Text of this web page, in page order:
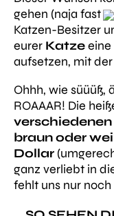
gehen (naja fast
Katzen-Besitzer
eurer Katzeeine
aufsetzen, mit
Ohhh, wie süüüß,
ROAAAR! Die
braun oder
Dollar
ganz verliebt in
fehlt uns nur